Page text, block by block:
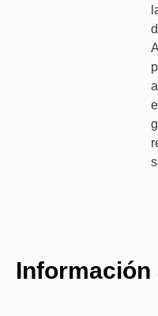
Información